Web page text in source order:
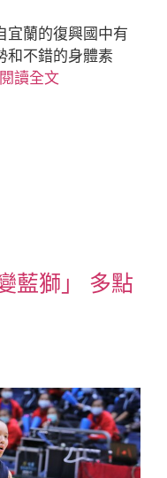
宜蘭的復興國中有
和不錯的身體素
閱讀全文
藍獅」 多點